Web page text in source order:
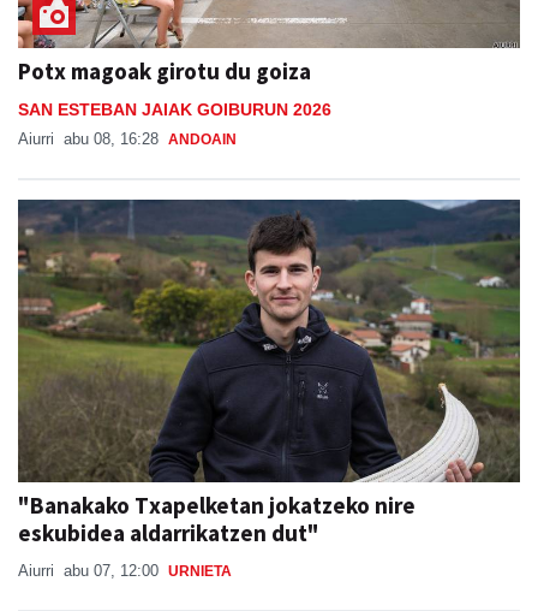
Potx magoak girotu du goiza
SAN ESTEBAN JAIAK GOIBURUN 2026
Aiurri abu 08, 16:28 ANDOAIN
"Banakako Txapelketan jokatzeko nire
eskubidea aldarrikatzen dut"
Aiurri abu 07, 12:00 URNIETA